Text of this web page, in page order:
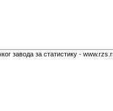
завода за статистику -